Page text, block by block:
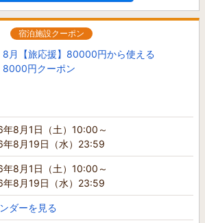
宿泊施設クーポン
8月【旅応援】80000円から使える
8000円クーポン
年8月1日（土）10:00～
年8月19日（水）23:59
年8月1日（土）10:00～
年8月19日（水）23:59
ダーを見る